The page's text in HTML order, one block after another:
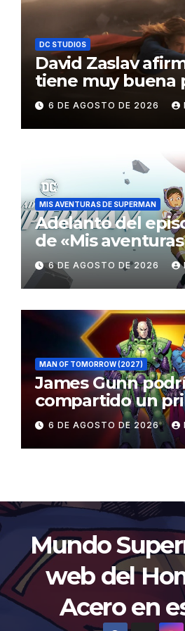
DC STUDIOS
David Zaslav
tiene muy buena
el fracaso de
6 DE AGOSTO DE 2026
MIS AVENTURAS DE SUPERMAN
Adelanto del
de «Mis
Superman»
6 DE AGOSTO DE 2026
MAN OF TOMORROW (2027)
James Gunn
compartido un
al traje de Brainiac
6 DE AGOSTO DE 2026
Mundo
web del
Acero en